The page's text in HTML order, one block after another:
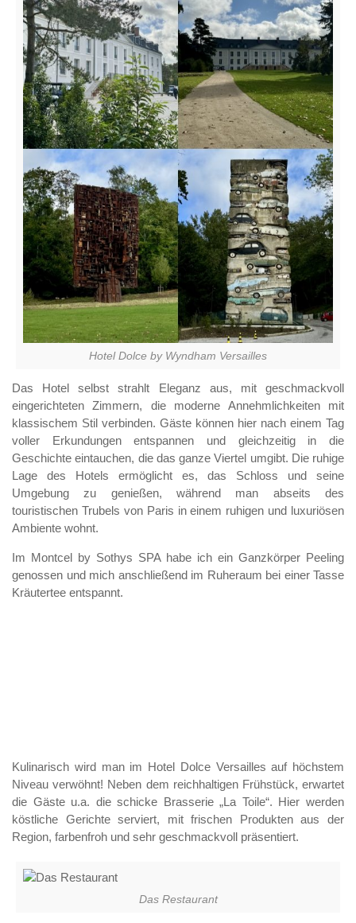
Hotel Dolce by Wyndham Versailles
Das Hotel selbst strahlt Eleganz aus, mit geschmackvoll
eingerichteten Zimmern, die moderne Annehmlichkeiten mit
klassischem Stil verbinden. Gäste können hier nach einem Tag
voller Erkundungen entspannen und gleichzeitig in die
Geschichte eintauchen, die das ganze Viertel umgibt. Die ruhige
Lage des Hotels ermöglicht es, das Schloss und seine
Umgebung zu genießen, während man abseits des
touristischen Trubels von Paris in einem ruhigen und luxuriösen
Ambiente wohnt.
Im Montcel by Sothys SPA habe ich ein Ganzkörper Peeling
genossen und mich anschließend im Ruheraum bei einer Tasse
Kräutertee entspannt.
Kulinarisch wird man im Hotel Dolce Versailles auf höchstem
Niveau verwöhnt! Neben dem reichhaltigen Frühstück, erwartet
die Gäste u.a. die schicke Brasserie „La Toile“. Hier werden
köstliche Gerichte serviert, mit frischen Produkten aus der
Region, farbenfroh und sehr geschmackvoll präsentiert.
Das Restaurant